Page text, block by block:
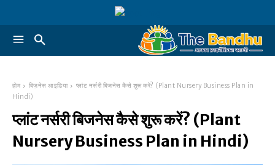
होम बिज़नेस आइडिया
प्लांट नर्सरी बिजनेस कैसे शुरू करें? (Plant Nursery Business Plan in
Hindi)
प्लांट नर्सरी बिजनेस कैसे शुरू करें? (Plant
Nursery Business Plan in Hindi)